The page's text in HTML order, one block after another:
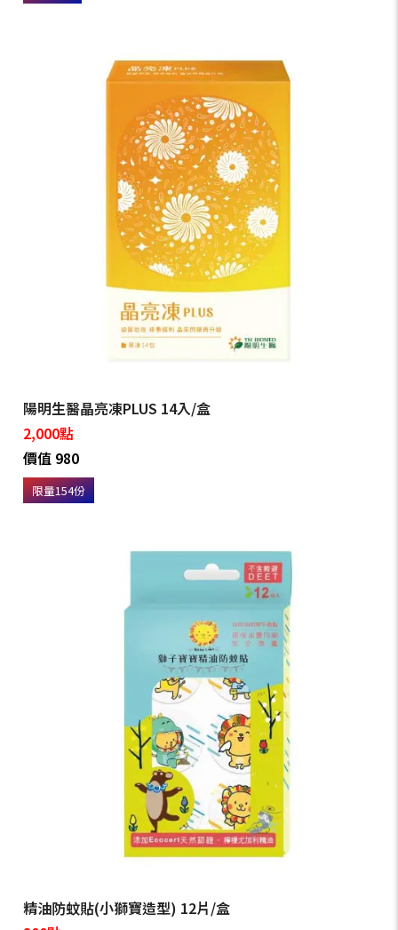
陽明生醫晶亮凍PLUS 14入/盒
2,000點
價值 980
限量154份
精油防蚊貼(小獅寶造型) 12片/盒